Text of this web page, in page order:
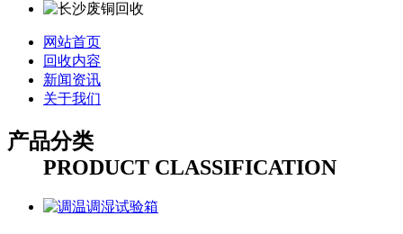
网站首页
回收内容
新闻资讯
关于我们
产品分类
PRODUCT CLASSIFICATION